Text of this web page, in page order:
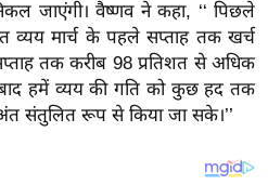
जाएंगी। वैष्णव ने कहा, ‘‘ पिछले
व्यय मार्च के पहले सप्ताह तक खर्च
तक करीब 98 प्रतिशत से अधिक
हमें व्यय की गति को कुछ हद तक
अंत संतुलित रूप से किया जा सके।’’